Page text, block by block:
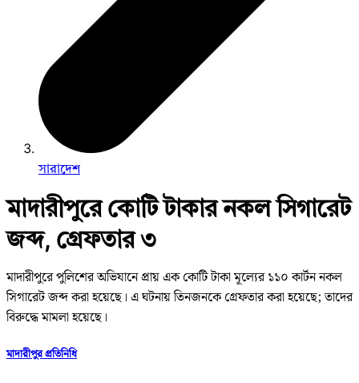
সারাদেশ
মাদারীপুরে কোটি টাকার নকল সিগারেট
জব্দ, গ্রেফতার ৩
মাদারীপুরে পুলিশের অভিযানে প্রায় এক কোটি টাকা মূল্যের ১১০ কার্টন নকল
সিগারেট জব্দ করা হয়েছে। এ ঘটনায় তিনজনকে গ্রেফতার করা হয়েছে; তাদের
বিরুদ্ধে মামলা হয়েছে।
মাদারীপুর প্রতিনিধি